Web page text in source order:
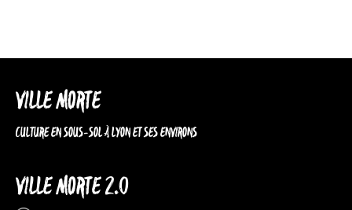
VILLE MORTE
CULTURE EN SOUS-SOL À LYON ET SES ENVIRONS
VILLE MORTE 2.0